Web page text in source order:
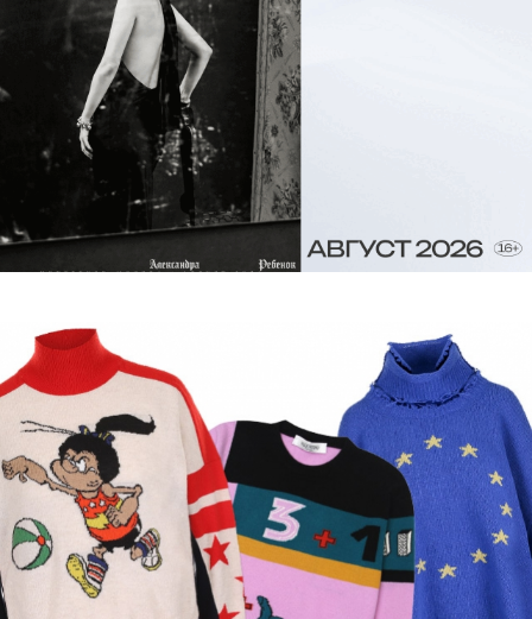
Янис Чамалиди: «Balenciaga и
Vetements — для тощих плоских
подростков, которые хотят
хайпануть»
К 20-летнему юбилею своего дома дизайнер
побрился налысо, запустил линию готических
украшений и открыл третий монобренд.